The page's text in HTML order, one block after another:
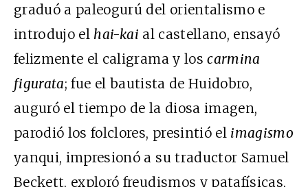
graduó a paleogurú del orientalismo e
introdujo el hai-kai al castellano, ensayó
felizmente el caligrama y loscarmina
figurata; fue el bautista de Huidobro,
auguró el tiempo de la diosa imagen,
parodió los folclores, presintió el imagismo
yanqui, impresionó a su traductor Samuel
Beckett, exploró freudismos y patafísicas,